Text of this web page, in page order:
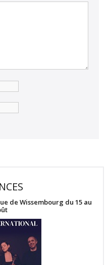
de Wissembourg du 15 au